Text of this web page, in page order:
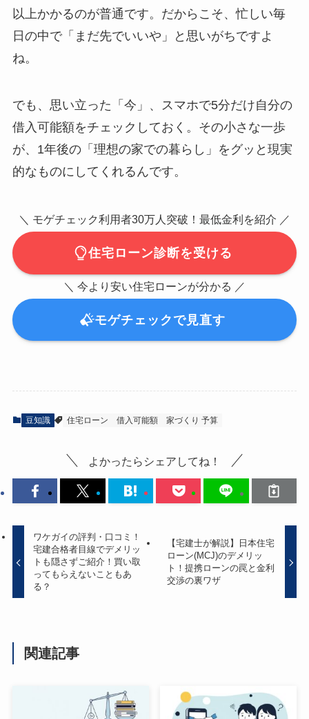
以上かかるのが普通です。だからこそ、忙しい毎
日の中で「まだ先でいいや」と思いがちですよ
ね。
でも、思い立った「今」、スマホで5分だけ自分の
借入可能額をチェックしておく。その小さな一歩
が、1年後の「理想の家での暮らし」をグッと現実
的なものにしてくれるんです。
＼ モゲチェック利用者30万人突破！最低金利を紹介 ／
住宅ローン診断を受ける
＼ 今より安い住宅ローンが分かる ／
モゲチェックで見直す
豆知識 住宅ローン 借入可能額 家づくり 予算
よかったらシェアしてね！
ワケガイの評判・口コミ！
宅建合格者目線でデメリッ
トも隠さずご紹介！買い取
ってもらえないこともあ
る？
【宅建士が解説】日本住宅
ローン(MCJ)のデメリッ
ト！提携ローンの罠と金利
交渉の裏ワザ
関連記事